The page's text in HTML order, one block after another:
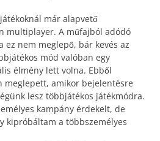
már alapvető
multiplayer. A műfajból adódó
ez nem meglepő, bár kevés az
mód valóban egy
élmény lett volna. Ebből
meglepett, amikor bejelentésre
lesz többjátékos játékmódra.
kampány érdekelt, de
kipróbáltam a többszemélyes